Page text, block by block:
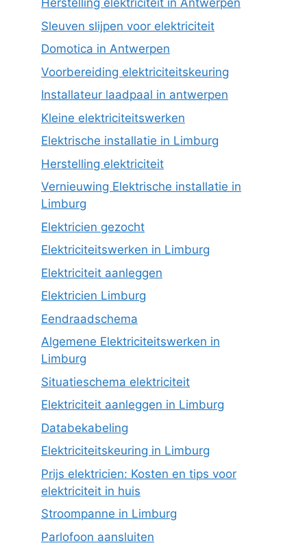
Herstelling elektriciteit in Antwerpen
Sleuven slijpen voor elektriciteit
Domotica in Antwerpen
Voorbereiding elektriciteitskeuring
Installateur laadpaal in antwerpen
Kleine elektriciteitswerken
Elektrische installatie in Limburg
Herstelling elektriciteit
Vernieuwing Elektrische installatie in
Limburg
Elektricien gezocht
Elektriciteitswerken in Limburg
Elektriciteit aanleggen
Elektricien Limburg
Eendraadschema
Algemene Elektriciteitswerken in
Limburg
Situatieschema elektriciteit
Elektriciteit aanleggen in Limburg
Databekabeling
Elektriciteitskeuring in Limburg
Prijs elektricien: Kosten en tips voor
elektriciteit in huis
Stroompanne in Limburg
Parlofoon aansluiten